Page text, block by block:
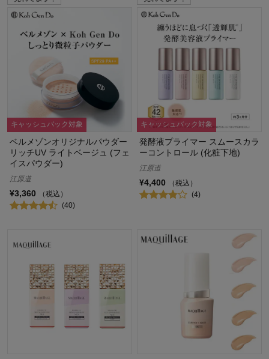
キャッシュバック対象
ベルメゾンオリジナルパウダー
リッチUV ライトベージュ (フェ
イスパウダー)
江原道
¥3,360
（税込）
(40)
キャッシュバック対象
発酵液プライマー スムースカラ
ーコントロール (化粧下地)
江原道
¥4,400
（税込）
(4)